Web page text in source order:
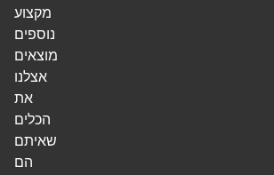
מקצוע
נוספים
מוצאים
אצלנו
את
הכלים
שאיתם
הם